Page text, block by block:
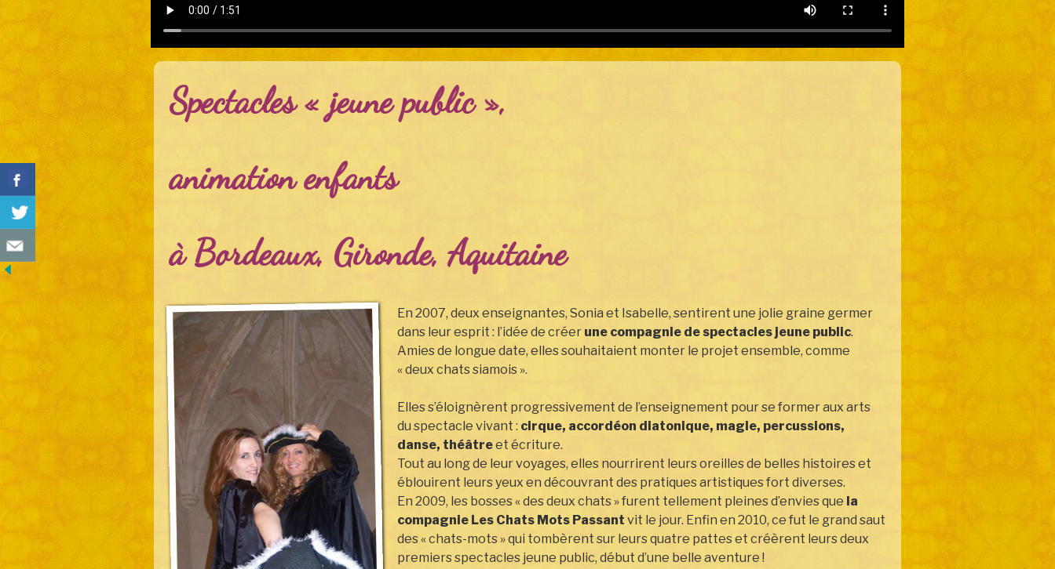
Spectacles « jeune public »,
animation enfants
à Bordeaux, Gironde, Aquitaine
En 2007, deux enseignantes, Sonia et Isabelle, sentirent une jolie graine germer
dans leur esprit : l’idée de créer une compagnie de spectacles jeune public.
Amies de longue date, elles souhaitaient monter le projet ensemble, comme
« deux chats siamois ».
Elles s’éloignèrent progressivement de l’enseignement pour se former aux arts
du spectacle vivant : cirque, accordéon diatonique, magie, percussions,
danse, théâtreet écriture.
Tout au long de leur voyages, elles nourrirent leurs oreilles de belles histoires et
éblouirent leurs yeux en découvrant des pratiques artistiques fort diverses.
En 2009, les bosses « des deux chats » furent tellement pleines d’envies que la
compagnie Les Chats Mots Passant vit le jour. Enfin en 2010, ce fut le grand saut
des « chats-mots » qui tombèrent sur leurs quatre pattes et créèrent leurs deux
premiers spectacles jeune public, début d’une belle aventure !